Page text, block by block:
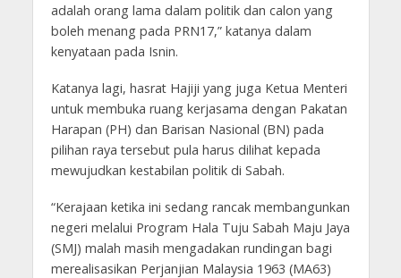
adalah orang lama dalam politik dan calon yang
boleh menang pada PRN17,” katanya dalam
kenyataan pada Isnin.
Katanya lagi, hasrat Hajiji yang juga Ketua Menteri
untuk membuka ruang kerjasama dengan Pakatan
Harapan (PH) dan Barisan Nasional (BN) pada
pilihan raya tersebut pula harus dilihat kepada
mewujudkan kestabilan politik di Sabah.
“Kerajaan ketika ini sedang rancak membangunkan
negeri melalui Program Hala Tuju Sabah Maju Jaya
(SMJ) malah masih mengadakan rundingan bagi
merealisasikan Perjanjian Malaysia 1963 (MA63)